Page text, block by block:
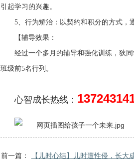
引起学习的兴趣。
5、行为矫治：以契约和积分的方式，
【辅导效果：
经过一个多月的辅导和强化训练，狄
班级前5名行列。
心智成长热线：
前一篇：
【儿时心结】儿时遭性侵，长大